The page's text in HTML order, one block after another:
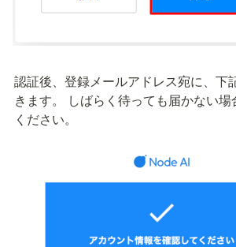
認証後、登録メールアドレス宛に、下
きます。 しばらく待っても届かない場
ください。